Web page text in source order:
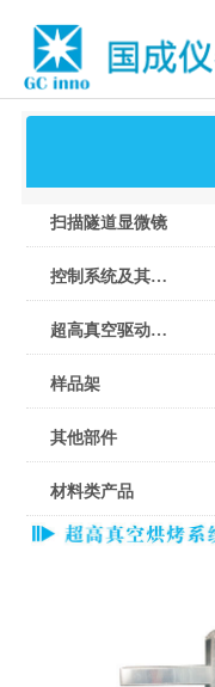
扫描隧道显微镜
控制系统及其软件
超高真空驱动器部件
样品架
其他部件
材料类产品